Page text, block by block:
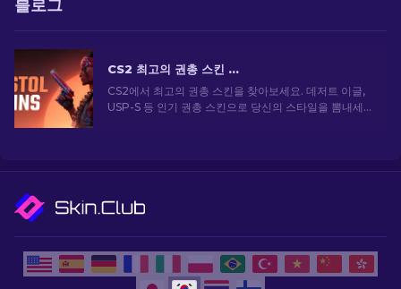
블로그
CS2 최고의 권총 스킨 [2026]
CS2에서 최고의 권총 스킨을 찾아보세요. 데저트 이글,
USP-S 등 인기 권총 스킨으로 당신의 스타일을 뽐내세